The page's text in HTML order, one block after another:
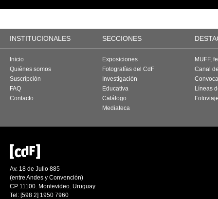
INSTITUCIONALES SECCIONES
Inicio
Quiénes somos
Suscripción
FAQ
Contacto
Exposiciones
Fotografías del CdF
Investigación
Educativa
Catálogo
Mediateca
MUFF,
Canal
Líneas
Av. 18 de Julio 885
(entre Andes y Convención)
CP 11100. Montevideo. Uruguay
Tel: [598 2] 1950 7960